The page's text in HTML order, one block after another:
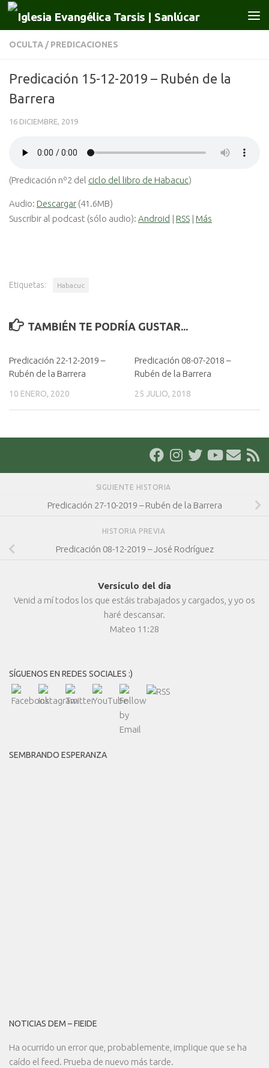
Saltar al contenido
OCULTA / PREDICACIONES
Predicación 15-12-2019 – Rubén de la
Barrera
16 DICIEMBRE, 2019
(Predicación nº2 del ciclo del libro de Habacuc)
Audio: Descargar (41.6MB)
Suscribir al podcast (sólo audio): Android | RSS | Más
Etiquetas: Habacuc
TAMBIÉN TE PODRÍA GUSTAR...
Predicación 22-12-2019 –
Rubén de la Barrera
10 ENERO, 2020
Predicación 08-07-2018 –
Rubén de la Barrera
25 JULIO, 2018
SIGUIENTE HISTORIA
Predicación 27-10-2019 – Rubén de la Barrera
HISTORIA PREVIA
Predicación 08-12-2019 – José Rodríguez
Versículo del día
Venid a mí todos los que estáis trabajados y cargados, y yo os
haré descansar.
Mateo 11:28
SÍGUENOS EN REDES SOCIALES :)
SEMBRANDO ESPERANZA
NOTICIAS DEM – FIEIDE
Ha ocurrido un error que, probablemente, implique que se ha
caído el feed. Prueba de nuevo más tarde.